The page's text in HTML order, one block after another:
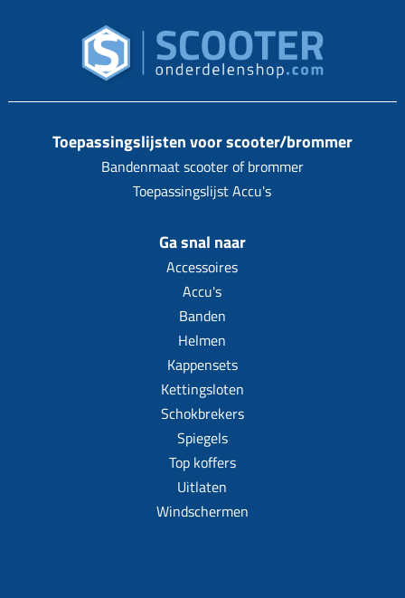
Toepassingslijsten voor scooter/brommer
Bandenmaat scooter of brommer
Toepassingslijst Accu's
Ga snal naar
Accessoires
Accu's
Banden
Helmen
Kappensets
Kettingsloten
Schokbrekers
Spiegels
Top koffers
Uitlaten
Windschermen